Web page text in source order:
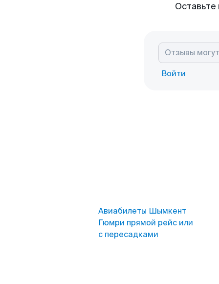
Войти
Авиабилеты Шымкент
Гюмри прямой рейс или
с пересадками